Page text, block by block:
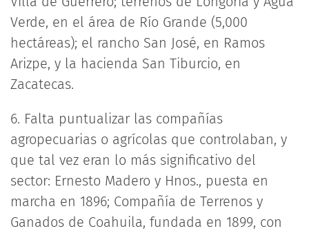
Verde, en el área de Río Grande (5,000
hectáreas); el rancho San José, en Ramos
Arizpe, y la hacienda San Tiburcio, en
Zacatecas.
6. Falta puntualizar las compañías
agropecuarias o agrícolas que controlaban, y
que tal vez eran lo más significativo del
sector: Ernesto Madero y Hnos., puesta en
marcha en 1896; Compañía de Terrenos y
Ganados de Coahuila, fundada en 1899, con